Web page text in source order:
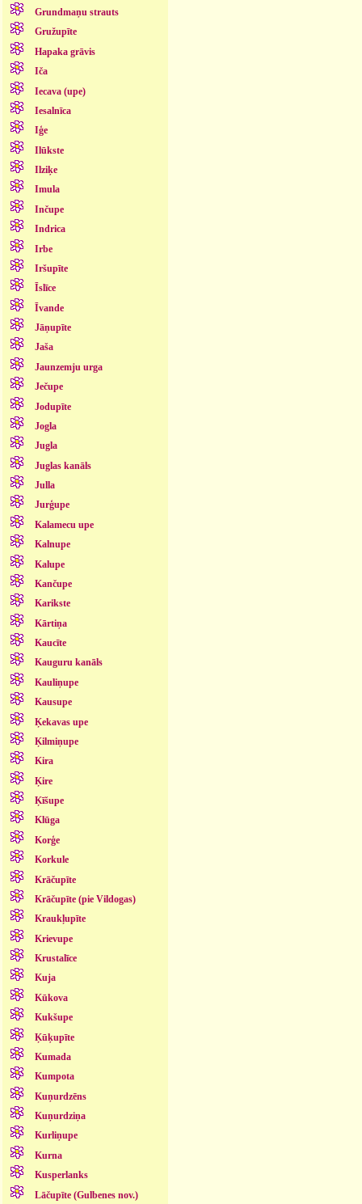
Grundmaņu strauts
Gružupīte
Hapaka grāvis
Iča
Iecava (upe)
Iesalnīca
Iģe
Ilūkste
Ilziķe
Imula
Inčupe
Indrica
Irbe
Iršupīte
Īslīce
Īvande
Jāņupīte
Jaša
Jaunzemju urga
Ječupe
Jodupīte
Jogla
Jugla
Juglas kanāls
Julla
Jurģupe
Kalamecu upe
Kalnupe
Kalupe
Kančupe
Karikste
Kārtiņa
Kaucīte
Kauguru kanāls
Kauliņupe
Kausupe
Ķekavas upe
Ķilmiņupe
Kira
Ķire
Ķīšupe
Klūga
Korģe
Korkule
Krāčupīte
Krāčupīte (pie Vildogas)
Kraukļupīte
Krievupe
Krustalīce
Kuja
Kūkova
Kukšupe
Ķūķupīte
Kumada
Kumpota
Kuņurdzēns
Kuņurdziņa
Kurliņupe
Kurna
Kusperlanks
Lāčupīte (Gulbenes nov.)